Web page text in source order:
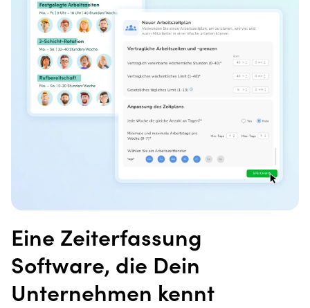
Eine Zeiterfassung
Software, die Dein
Unternehmen kennt